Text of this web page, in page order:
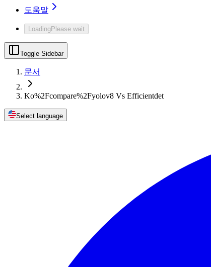
도움말
LoadingPlease wait
Toggle Sidebar
문서
Ko%2Fcompare%2Fyolov8 Vs Efficientdet
Select language